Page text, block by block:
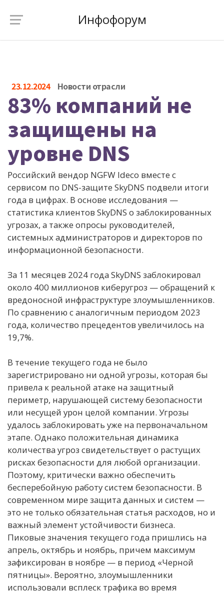
Инфофорум
23.12.2024 Новости отрасли
83% компаний не
защищены на
уровне DNS
Российский вендор NGFW Ideco вместе с
сервисом по DNS-защите SkyDNS подвели итоги
года в цифрах. В основе исследования —
статистика клиентов SkyDNS о заблокированных
угрозах, а также опросы руководителей,
системных администраторов и директоров по
информационной безопасности.
За 11 месяцев 2024 года SkyDNS заблокировал
около 400 миллионов киберугроз — обращений к
вредоносной инфраструктуре злоумышленников.
По сравнению с аналогичным периодом 2023
года, количество прецедентов увеличилось на
19,7%.
В течение текущего года не было
зарегистрировано ни одной угрозы, которая бы
привела к реальной атаке на защитный
периметр, нарушающей систему безопасности
или несущей урон целой компании. Угрозы
удалось заблокировать уже на первоначальном
этапе. Однако положительная динамика
количества угроз свидетельствует о растущих
рисках безопасности для любой организации.
Поэтому, критически важно обеспечить
бесперебойную работу систем безопасности. В
современном мире защита данных и систем —
это не только обязательная статья расходов, но и
важный элемент устойчивости бизнеса.
Пиковые значения текущего года пришлись на
апрель, октябрь и ноябрь, причем максимум
зафиксирован в ноябре — в период «Черной
пятницы». Вероятно, злоумышленники
использовали всплеск трафика во время